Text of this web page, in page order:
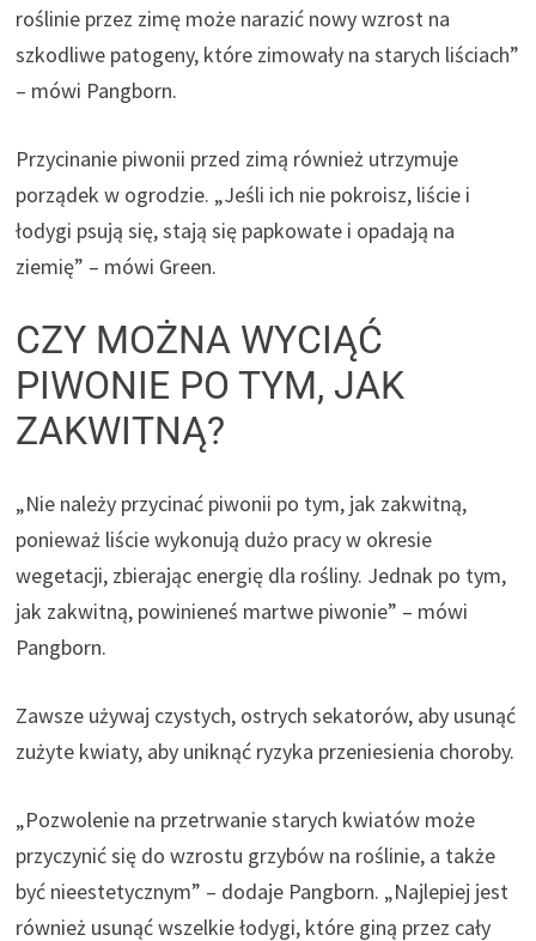
roślinie przez zimę może narazić nowy wzrost na
szkodliwe patogeny, które zimowały na starych liściach”
– mówi Pangborn.
Przycinanie piwonii przed zimą również utrzymuje
porządek w ogrodzie. „Jeśli ich nie pokroisz, liście i
łodygi psują się, stają się papkowate i opadają na
ziemię” – mówi Green.
CZY MOŻNA WYCIĄĆ
PIWONIE PO TYM, JAK
ZAKWITNĄ?
„Nie należy przycinać piwonii po tym, jak zakwitną,
ponieważ liście wykonują dużo pracy w okresie
wegetacji, zbierając energię dla rośliny. Jednak po tym,
jak zakwitną, powinieneś martwe piwonie” – mówi
Pangborn.
Zawsze używaj czystych, ostrych sekatorów, aby usunąć
zużyte kwiaty, aby uniknąć ryzyka przeniesienia choroby.
„Pozwolenie na przetrwanie starych kwiatów może
przyczynić się do wzrostu grzybów na roślinie, a także
być nieestetycznym” – dodaje Pangborn. „Najlepiej jest
również usunąć wszelkie łodygi, które giną przez cały